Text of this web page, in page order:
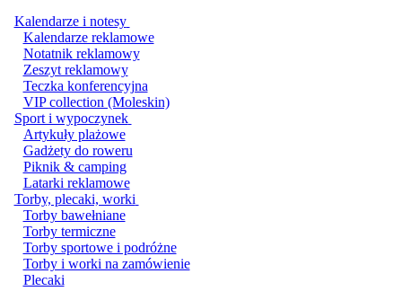
Kalendarze i notesy
Kalendarze reklamowe
Notatnik reklamowy
Zeszyt reklamowy
Teczka konferencyjna
VIP collection (Moleskin)
Sport i wypoczynek
Artykuły plażowe
Gadżety do roweru
Piknik & camping
Latarki reklamowe
Torby, plecaki, worki
Torby bawełniane
Torby termiczne
Torby sportowe i podróżne
Torby i worki na zamówienie
Plecaki